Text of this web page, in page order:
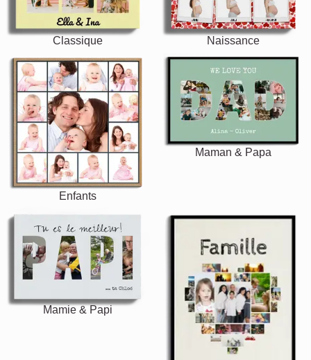
Classique Naissance
Enfants
Maman & Papa
Mamie & Papi